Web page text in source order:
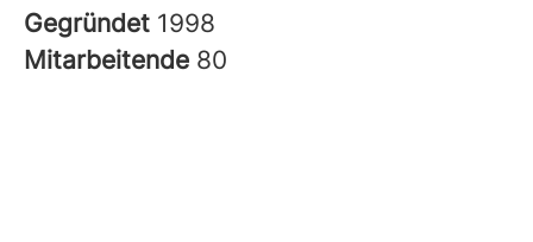
Gegründet 1998
Mitarbeitende 80